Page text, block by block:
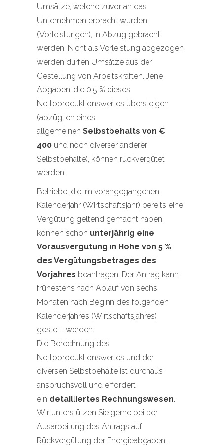
Umsätze, welche zuvor an das
Unternehmen erbracht wurden
(Vorleistungen), in Abzug gebracht
werden. Nicht als Vorleistung abgezogen
werden dürfen Umsätze aus der
Gestellung von Arbeitskräften. Jene
Abgaben, die 0,5 % dieses
Nettoproduktionswertes übersteigen
(abzüglich eines
allgemeinen Selbstbehalts von €
400 und noch diverser anderer
Selbstbehalte), können rückvergütet
werden.
Betriebe, die im vorangegangenen
Kalenderjahr (Wirtschaftsjahr) bereits eine
Vergütung geltend gemacht haben,
können schon unterjährig eine
Vorausvergütung in Höhe von 5 %
des Vergütungsbetrages des
Vorjahres beantragen. Der Antrag kann
frühestens nach Ablauf von sechs
Monaten nach Beginn des folgenden
Kalenderjahres (Wirtschaftsjahres)
gestellt werden.
Die Berechnung des
Nettoproduktionswertes und der
diversen Selbstbehalte ist durchaus
anspruchsvoll und erfordert
ein detailliertes Rechnungswesen.
Wir unterstützen Sie gerne bei der
Ausarbeitung des Antrags auf
Rückvergütung der Energieabgaben.